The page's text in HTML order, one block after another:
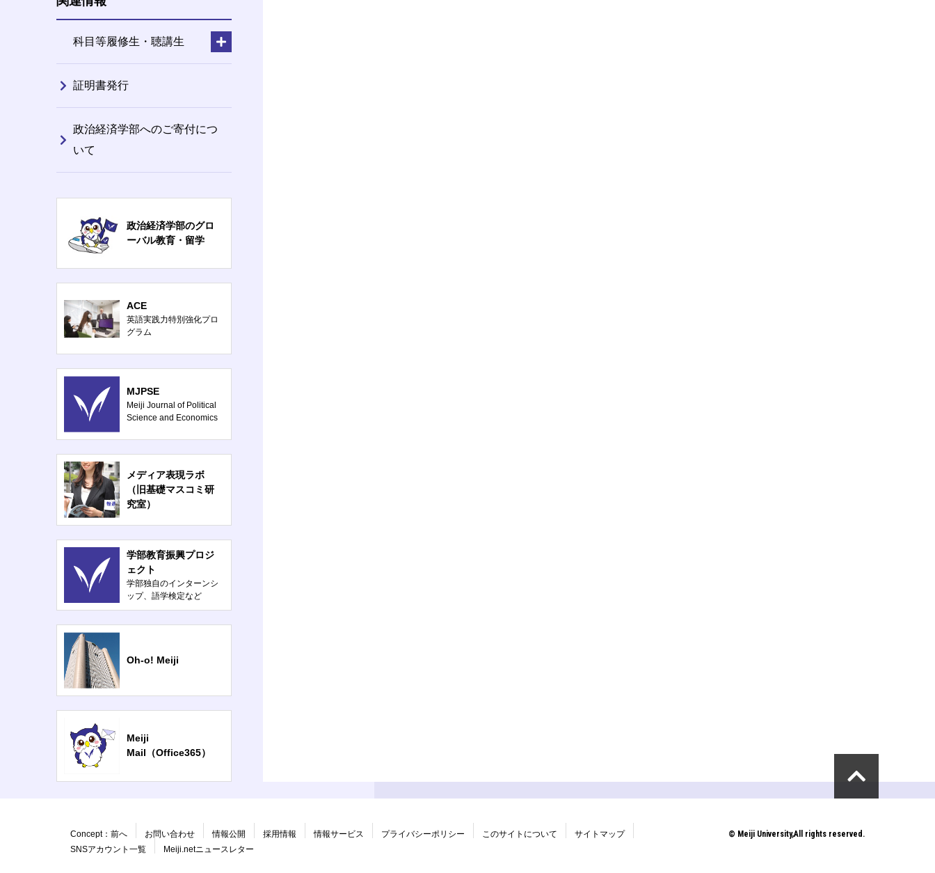
科目等履修生・聴講生
証明書発行
政治経済学部へのご寄付につ
いて
政治経済学部のグロ
ーバル教育・留学
ACE
英語実践力特別強化プロ
グラム
MJPSE
Meiji Journal of Political
Science and Economics
メディア表現ラボ
（旧基礎マスコミ研
究室）
学部教育振興プロジ
ェクト
学部独自のインターンシ
ップ、語学検定など
Oh-o! Meiji
Meiji
Mail（Office365）
Concept：前へ お問い合わせ 情報公開 採用情報 情報サービス プライバシーポリシー このサイトについて
サイトマップ
SNSアカウント一覧
Meiji.netニュースレター
© Meiji University,All rights reserved.